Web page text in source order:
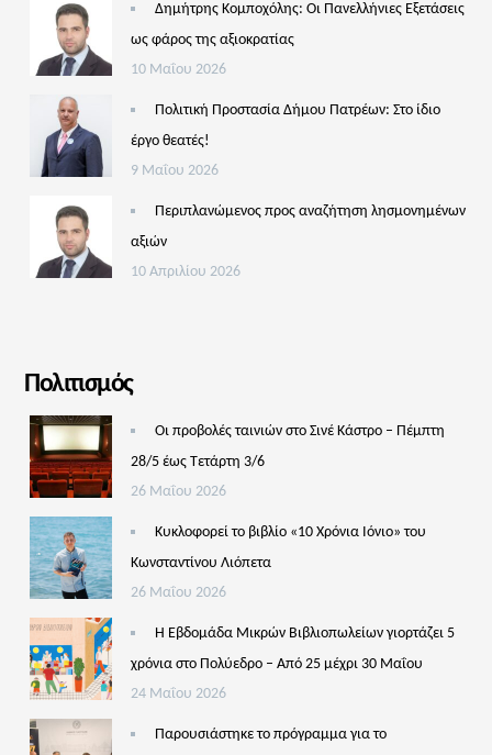
Δημήτρης Κομποχόλης: Οι Πανελλήνιες Εξετάσεις
ως φάρος της αξιοκρατίας
10 Μαΐου 2026
Πολιτική Προστασία Δήμου Πατρέων: Στο ίδιο
έργο θεατές!
9 Μαΐου 2026
Περιπλανώμενος προς αναζήτηση λησμονημένων
αξιών
10 Απριλίου 2026
Πολιτισμός
Οι προβολές ταινιών στο Σινέ Κάστρο – Πέμπτη
28/5 έως Τετάρτη 3/6
26 Μαΐου 2026
Κυκλοφορεί το βιβλίο «10 Χρόνια Ιόνιο» του
Κωνσταντίνου Λιόπετα
26 Μαΐου 2026
Η Εβδομάδα Μικρών Βιβλιοπωλείων γιορτάζει 5
χρόνια στο Πολύεδρο – Από 25 μέχρι 30 Μαΐου
24 Μαΐου 2026
Παρουσιάστηκε το πρόγραμμα για το